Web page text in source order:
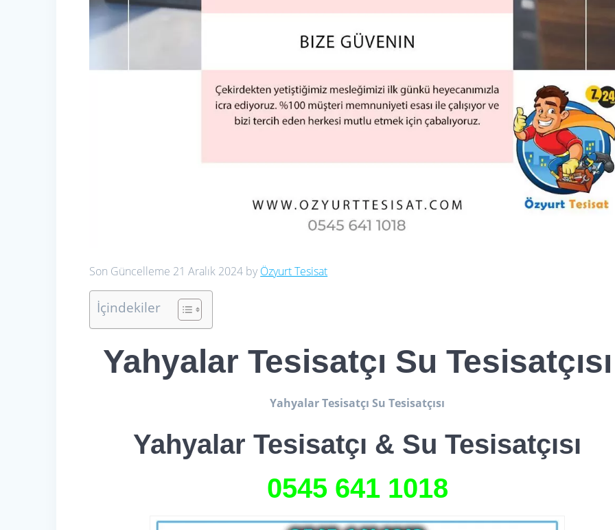
Son Güncelleme 21 Aralık 2024 by Özyurt Tesisat
İçindekiler
Yahyalar Tesisatçı Su Tesisatçısı
Yahyalar Tesisatçı Su Tesisatçısı
Yahyalar Tesisatçı & Su Tesisatçısı
0545 641 1018